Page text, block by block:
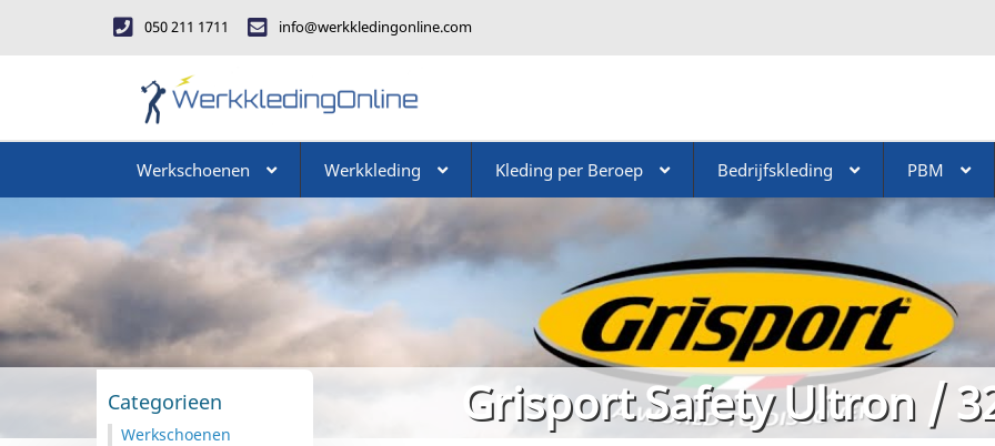
050 211 1711 info@werkkledingonline.com
Werkschoenen Werkkleding Kleding per Beroep Bedrijfskleding PBM
Grisport Safety Ultron /
Categorieen
Werkschoenen